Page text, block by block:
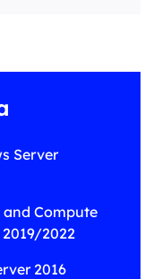
Server
Compute
2022
2016